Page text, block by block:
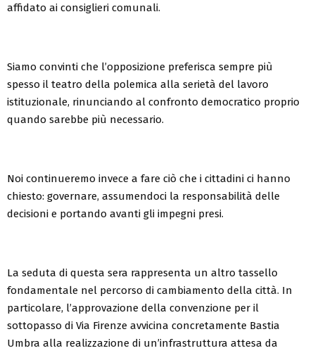
affidato ai consiglieri comunali.
Siamo convinti che l’opposizione preferisca sempre più
spesso il teatro della polemica alla serietà del lavoro
istituzionale, rinunciando al confronto democratico proprio
quando sarebbe più necessario.
Noi continueremo invece a fare ciò che i cittadini ci hanno
chiesto: governare, assumendoci la responsabilità delle
decisioni e portando avanti gli impegni presi.
La seduta di questa sera rappresenta un altro tassello
fondamentale nel percorso di cambiamento della città. In
particolare, l’approvazione della convenzione per il
sottopasso di Via Firenze avvicina concretamente Bastia
Umbra alla realizzazione di un’infrastruttura attesa da